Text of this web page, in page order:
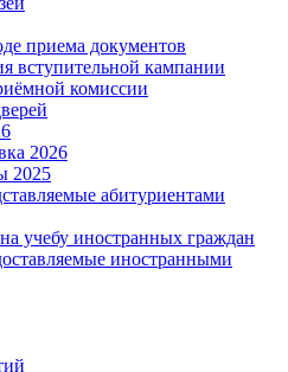
приема документов
вступительной кампании
комиссии
2026
2025
абитуриентами
учебу иностранных граждан
иностранными